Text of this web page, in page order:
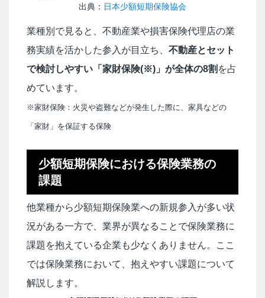
出典： 日本少額短期保険協会
業種別で見ると、不動産業や損害保険代理店の業
務実績を活かした参入が目立ち、 不動産とセット
で検討しやすい「家財保険(※)」が全体の8割 を占
めています。
※家財保険：火災や盗難などが発生した際に、家具などの
「家財」を保証する保険
少額短期保険における保険業務の
課題
他業種から少額短期保険業への新規参入が多い状
況がある一方で、業界が異なることで保険業務に
課題を抱えている企業も少なくありません。ここ
では保険業務において、抱えやすい課題について
解説します。